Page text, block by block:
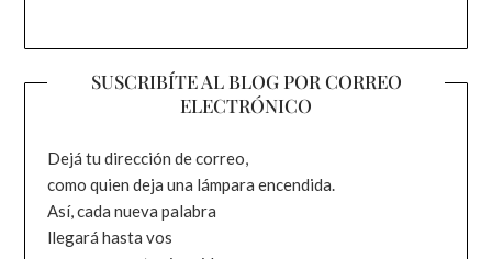
SUSCRIBÍTE AL BLOG POR CORREO
ELECTRÓNICO
Dejá tu dirección de correo,
como quien deja una lámpara encendida.
Así, cada nueva palabra
llegará hasta vos